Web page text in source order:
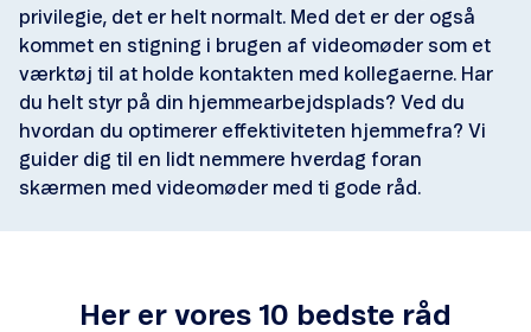
privilegie, det er helt normalt. Med det er der også
kommet en stigning i brugen af videomøder som et
værktøj til at holde kontakten med kollegaerne. Har
du helt styr på din hjemmearbejdsplads? Ved du
hvordan du optimerer effektiviteten hjemmefra? Vi
guider dig til en lidt nemmere hverdag foran
skærmen med videomøder med ti gode råd.
Her er vores 10 bedste råd